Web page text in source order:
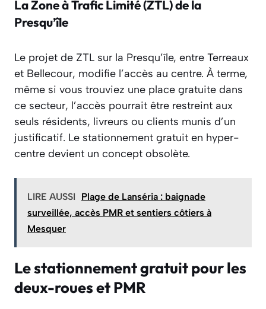
La Zone à Trafic Limité (ZTL) de la
Presqu’île
Le projet de ZTL sur la Presqu’île, entre Terreaux
et Bellecour, modifie l’accès au centre. À terme,
même si vous trouviez une place gratuite dans
ce secteur, l’accès pourrait être restreint aux
seuls résidents, livreurs ou clients munis d’un
justificatif. Le stationnement gratuit en hyper-
centre devient un concept obsolète.
LIRE AUSSI
Plage de Lanséria : baignade
surveillée, accès PMR et sentiers côtiers à
Mesquer
Le stationnement gratuit pour les
deux-roues et PMR